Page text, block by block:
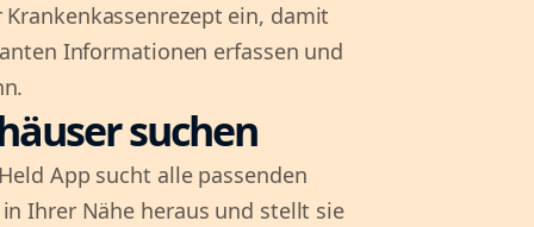
Krankenkassenrezept ein, damit
Informationen erfassen und
suchen
App sucht alle passenden
Ihrer Nähe heraus und stellt sie